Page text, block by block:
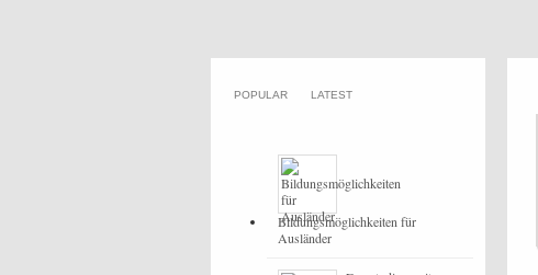
POPULAR LATEST
Bildungsmöglichkeiten für
Ausländer